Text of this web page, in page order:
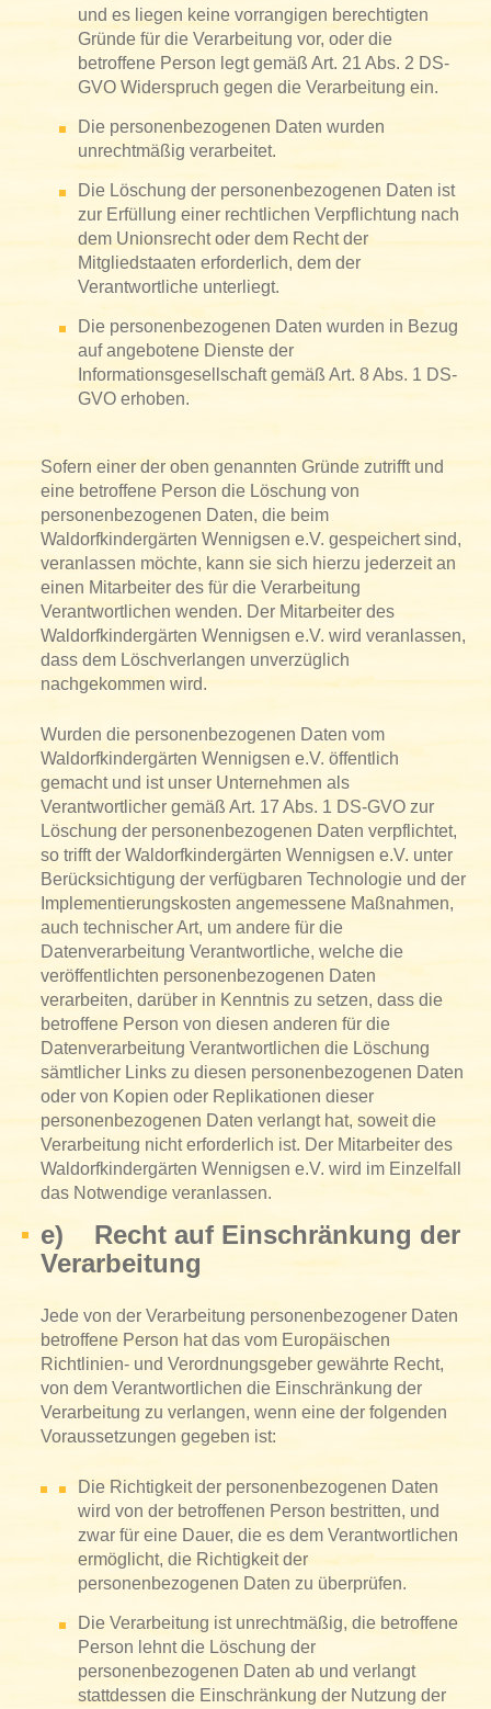
und es liegen keine vorrangigen berechtigten
Gründe für die Verarbeitung vor, oder die
betroffene Person legt gemäß Art. 21 Abs. 2 DS-
GVO Widerspruch gegen die Verarbeitung ein.
Die personenbezogenen Daten wurden
unrechtmäßig verarbeitet.
Die Löschung der personenbezogenen Daten ist
zur Erfüllung einer rechtlichen Verpflichtung nach
dem Unionsrecht oder dem Recht der
Mitgliedstaaten erforderlich, dem der
Verantwortliche unterliegt.
Die personenbezogenen Daten wurden in Bezug
auf angebotene Dienste der
Informationsgesellschaft gemäß Art. 8 Abs. 1 DS-
GVO erhoben.
Sofern einer der oben genannten Gründe zutrifft und
eine betroffene Person die Löschung von
personenbezogenen Daten, die beim
Waldorfkindergärten Wennigsen e.V. gespeichert sind,
veranlassen möchte, kann sie sich hierzu jederzeit an
einen Mitarbeiter des für die Verarbeitung
Verantwortlichen wenden. Der Mitarbeiter des
Waldorfkindergärten Wennigsen e.V. wird veranlassen,
dass dem Löschverlangen unverzüglich
nachgekommen wird.
Wurden die personenbezogenen Daten vom
Waldorfkindergärten Wennigsen e.V. öffentlich
gemacht und ist unser Unternehmen als
Verantwortlicher gemäß Art. 17 Abs. 1 DS-GVO zur
Löschung der personenbezogenen Daten verpflichtet,
so trifft der Waldorfkindergärten Wennigsen e.V. unter
Berücksichtigung der verfügbaren Technologie und der
Implementierungskosten angemessene Maßnahmen,
auch technischer Art, um andere für die
Datenverarbeitung Verantwortliche, welche die
veröffentlichten personenbezogenen Daten
verarbeiten, darüber in Kenntnis zu setzen, dass die
betroffene Person von diesen anderen für die
Datenverarbeitung Verantwortlichen die Löschung
sämtlicher Links zu diesen personenbezogenen Daten
oder von Kopien oder Replikationen dieser
personenbezogenen Daten verlangt hat, soweit die
Verarbeitung nicht erforderlich ist. Der Mitarbeiter des
Waldorfkindergärten Wennigsen e.V. wird im Einzelfall
das Notwendige veranlassen.
e) Recht auf Einschränkung der
Verarbeitung
Jede von der Verarbeitung personenbezogener Daten
betroffene Person hat das vom Europäischen
Richtlinien- und Verordnungsgeber gewährte Recht,
von dem Verantwortlichen die Einschränkung der
Verarbeitung zu verlangen, wenn eine der folgenden
Voraussetzungen gegeben ist:
Die Richtigkeit der personenbezogenen Daten
wird von der betroffenen Person bestritten, und
zwar für eine Dauer, die es dem Verantwortlichen
ermöglicht, die Richtigkeit der
personenbezogenen Daten zu überprüfen.
Die Verarbeitung ist unrechtmäßig, die betroffene
Person lehnt die Löschung der
personenbezogenen Daten ab und verlangt
stattdessen die Einschränkung der Nutzung der